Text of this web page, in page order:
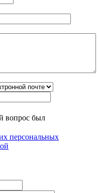
вопрос был
персональных